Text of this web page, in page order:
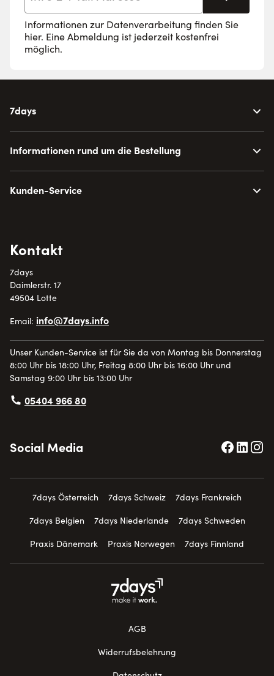
Informationen zur Datenverarbeitung finden Sie
hier. Eine Abmeldung ist jederzeit kostenfrei
möglich.
7days
Informationen rund um die Bestellung
Kunden-Service
Kontakt
7days
Daimlerstr. 17
49504 Lotte
Email: info@7days.info
Unser Kunden-Service ist für Sie da von Montag bis Donnerstag
8:00 Uhr bis 18:00 Uhr, Freitag 8:00 Uhr bis 16:00 Uhr und
Samstag 9:00 Uhr bis 13:00 Uhr
05404 966 80
Social Media
7days Österreich 7days Schweiz
7days Frankreich
7days Belgien
7days Niederlande
7days Schweden
Praxis Dänemark
Praxis Norwegen 7days Finnland
AGB
Widerrufsbelehrung